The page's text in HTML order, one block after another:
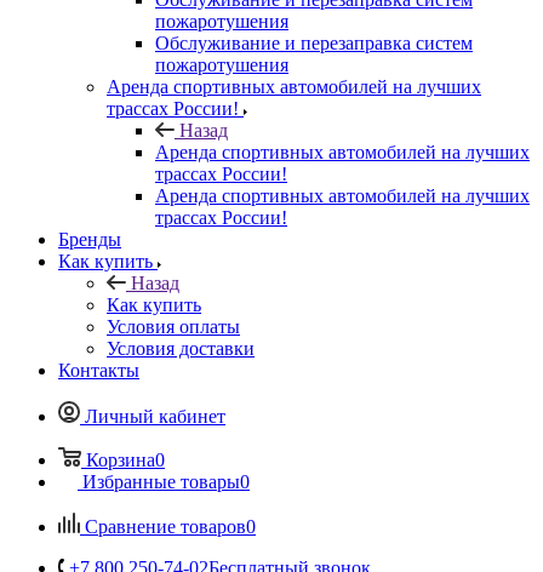
пожаротушения
Обслуживание и перезаправка систем
пожаротушения
Аренда спортивных автомобилей на лучших
трассах России!
Назад
Аренда спортивных автомобилей на лучших
трассах России!
Аренда спортивных автомобилей на лучших
трассах России!
Бренды
Как купить
Назад
Как купить
Условия оплаты
Условия доставки
Контакты
Личный кабинет
Корзина0
Избранные товары0
Сравнение товаров0
+7 800 250-74-02Бесплатный звонок